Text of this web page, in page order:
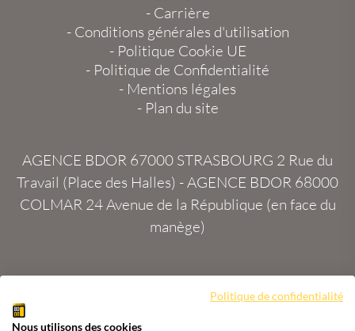
- Carrière
- Conditions générales d'utilisation
- Politique Cookie UE
- Politique de Confidentialité
- Mentions légales
- Plan du site
AGENCE BDOR 67000 STRASBOURG 2 Rue du
Travail (Place des Halles) -AGENCE BDOR 68000
COLMAR24 Avenue de la République (en face du
manège)
Politique de confidentialité
Nous utilisons des cookies